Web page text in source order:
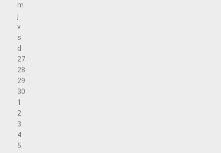
m
j
v
s
d
27
28
29
30
1
2
3
4
5